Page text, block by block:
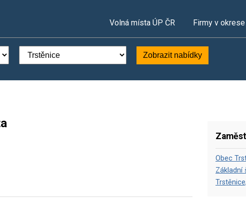
Volná místa ÚP ČR Firmy v okrese
Zobrazit nabídky
Obec
Základní